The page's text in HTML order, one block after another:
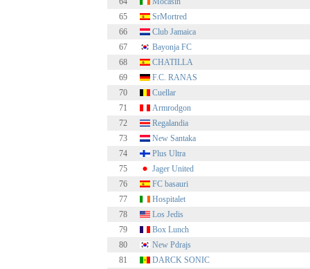
65
SrMortred
66
Club Jamaica
67
Bayonja FC
68
CHATILLA
69
F.C. RANAS
70
Cuellar
71
Armrodgon
72
Regalandia
73
New Santaka
74
Plus Ultra
75
Jager United
76
FC basauri
77
Hospitalet
78
Los Jedis
79
Box Lunch
80
New Pdrajs
81
DARCK SONIC